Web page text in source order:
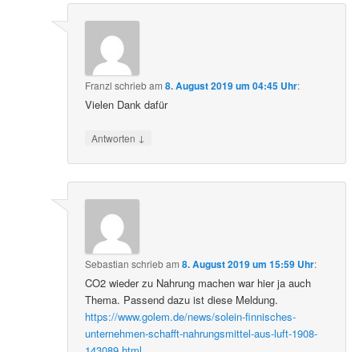
Franzl schriebam8. August 2019 um 04:45 Uhr:
Vielen Dank dafür
Antworten ↓
Sebastian schriebam8. August 2019 um 15:59 Uhr:
CO2 wieder zu Nahrung machen war hier ja auch
Thema. Passend dazu ist diese Meldung.
https://www.golem.de/news/solein-finnisches-
unternehmen-schafft-nahrungsmittel-aus-luft-1908-